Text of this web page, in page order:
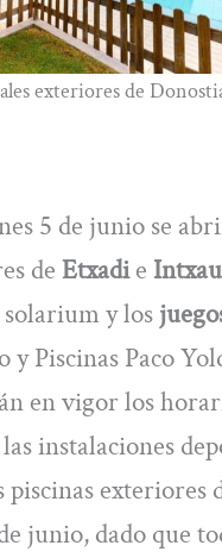
exteriores de
5 de junio se
de Etxadie
y los
Piscinas Paco
en vigor los
instalaciones
exteriores
junio, dado que